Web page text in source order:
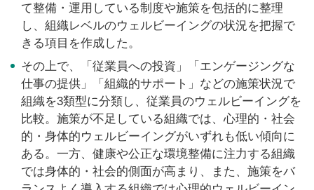
て整備・運用している制度や施策を包括的に整理
し、組織レベルのウェルビーイングの状況を把握で
きる項目を作成した。
その上で、「従業員への投資」「エンゲージングな
仕事の提供」「組織的サポート」などの施策状況で
組織を3類型に分類し、従業員のウェルビーイングを
比較。施策が不足している組織では、心理的・社会
的・身体的ウェルビーイングがいずれも低い傾向に
ある。一方、健康や公正な環境整備に注力する組織
では身体的・社会的側面が高まり、また、施策をバ